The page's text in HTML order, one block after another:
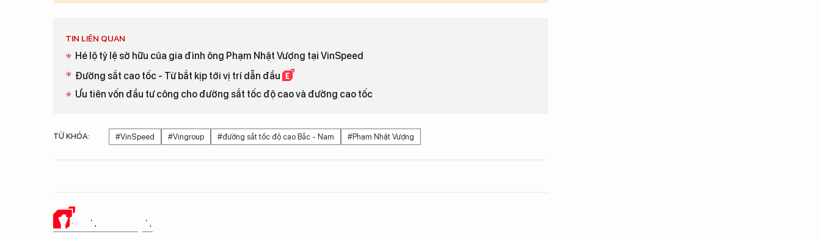
TIN LIÊN QUAN
Hé lộ tỷ lệ sở hữu của gia đình ông Phạm Nhật Vượng tại VinSpeed
Đường sắt cao tốc - Từ bắt kịp tới vị trí dẫn đầu
Ưu tiên vốn đầu tư công cho đường sắt tốc độ cao và đường cao tốc
TỪ KHÓA: #VinSpeed #Vingroup #đường sắt tốc độ cao Bắc - Nam #Phạm Nhật Vượng
Ý KIẾN CỦA BẠN